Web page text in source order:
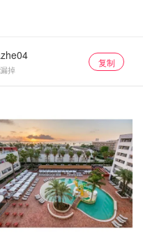
掉
复制